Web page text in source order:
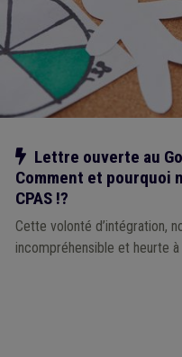
Notre action
Lettre ouverte au
Comment et pourquoi
CPAS !?
Cette volonté d’intégration,
incompréhensible et heurte